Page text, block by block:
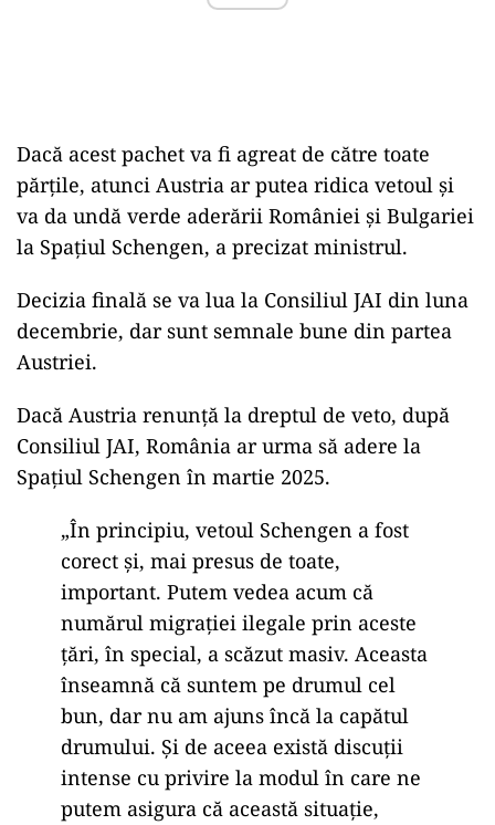
Dacă acest pachet va fi agreat de către toate
părțile, atunci Austria ar putea ridica vetoul și
va da undă verde aderării României și Bulgariei
la Spațiul Schengen, a precizat ministrul.
Decizia finală se va lua la Consiliul JAI din luna
decembrie, dar sunt semnale bune din partea
Austriei.
Dacă Austria renunță la dreptul de veto, după
Consiliul JAI, România ar urma să adere la
Spațiul Schengen în martie 2025.
„În principiu, vetoul Schengen a fost
corect și, mai presus de toate,
important. Putem vedea acum că
numărul migrației ilegale prin aceste
țări, în special, a scăzut masiv. Aceasta
înseamnă că suntem pe drumul cel
bun, dar nu am ajuns încă la capătul
drumului. Și de aceea există discuții
intense cu privire la modul în care ne
putem asigura că această situație,